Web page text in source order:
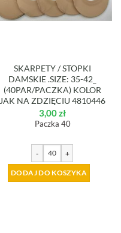
SKARPETY / STOPKI
DAMSKIE .SIZE: 35-42_
(40PAR/PACZKA) KOLOR
JAK NA ZDZIĘCIU 4810446
3,00zł
Paczka 40
- +
DODAJ DO KOSZYKA